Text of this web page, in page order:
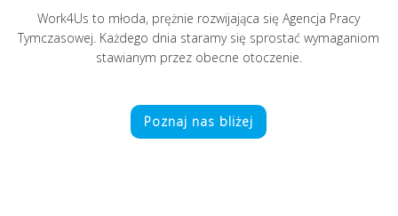
Work4Us to młoda, prężnie rozwijająca się Agencja Pracy
Tymczasowej. Każdego dnia staramy się sprostać wymaganiom
stawianym przez obecne otoczenie.
Poznaj nas bliżej